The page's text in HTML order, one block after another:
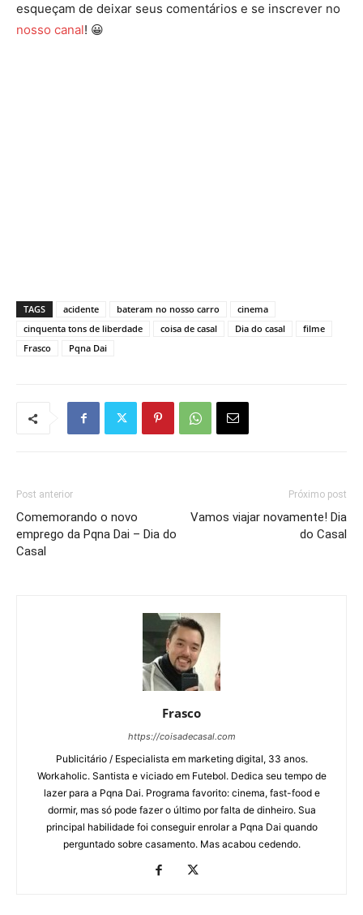
esqueçam de deixar seus comentários e se inscrever no
nosso canal! 😀
TAGS acidente bateram no nosso carro
cinema
cinquenta tons de liberdade
coisa de casal Dia do casal
filme
Frasco
Pqna Dai
Post anterior
Comemorando o novo
emprego da Pqna Dai – Dia do
Casal
Próximo post
Vamos viajar novamente! Dia
do Casal
Frasco
https://coisadecasal.com
Publicitário / Especialista em marketing digital, 33 anos.
Workaholic. Santista e viciado em Futebol. Dedica seu tempo de
lazer para a Pqna Dai. Programa favorito: cinema, fast-food e
dormir, mas só pode fazer o último por falta de dinheiro. Sua
principal habilidade foi conseguir enrolar a Pqna Dai quando
perguntado sobre casamento. Mas acabou cedendo.